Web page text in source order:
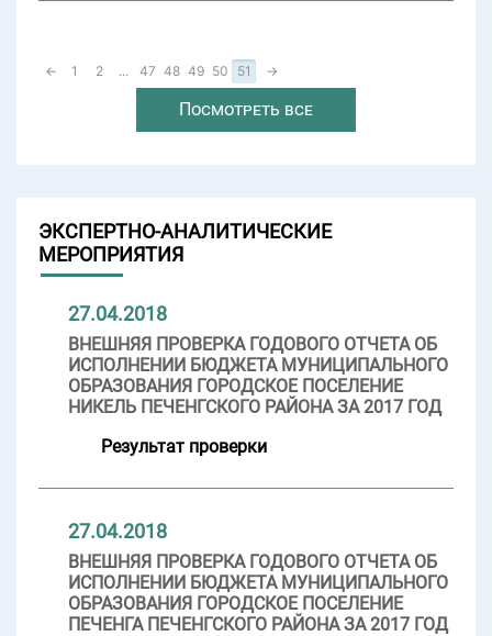
← 1 2 ... 47 48 49 50 51 →
Посмотреть все
ЭКСПЕРТНО-АНАЛИТИЧЕСКИЕ
МЕРОПРИЯТИЯ
27.04.2018
ВНЕШНЯЯ ПРОВЕРКА ГОДОВОГО ОТЧЕТА ОБ
ИСПОЛНЕНИИ БЮДЖЕТА МУНИЦИПАЛЬНОГО
ОБРАЗОВАНИЯ ГОРОДСКОЕ ПОСЕЛЕНИЕ
НИКЕЛЬ ПЕЧЕНГСКОГО РАЙОНА ЗА 2017 ГОД
Результат проверки
27.04.2018
ВНЕШНЯЯ ПРОВЕРКА ГОДОВОГО ОТЧЕТА ОБ
ИСПОЛНЕНИИ БЮДЖЕТА МУНИЦИПАЛЬНОГО
ОБРАЗОВАНИЯ ГОРОДСКОЕ ПОСЕЛЕНИЕ
ПЕЧЕНГА ПЕЧЕНГСКОГО РАЙОНА ЗА 2017 ГОД